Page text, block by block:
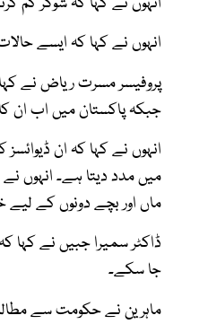
انہوں نے کہا کہ ایسے
پروفیسر مسرت ریاض نے کہا
جبکہ پاکستان میں اب ان
انہوں نے کہا کہ ان
میں مدد دیتا ہے۔ انہوں
ماں اور بچے دونوں کے
ڈاکٹر سمیرا جبیں نے کہا
جا سکے۔
ماہرین نے حکومت سے